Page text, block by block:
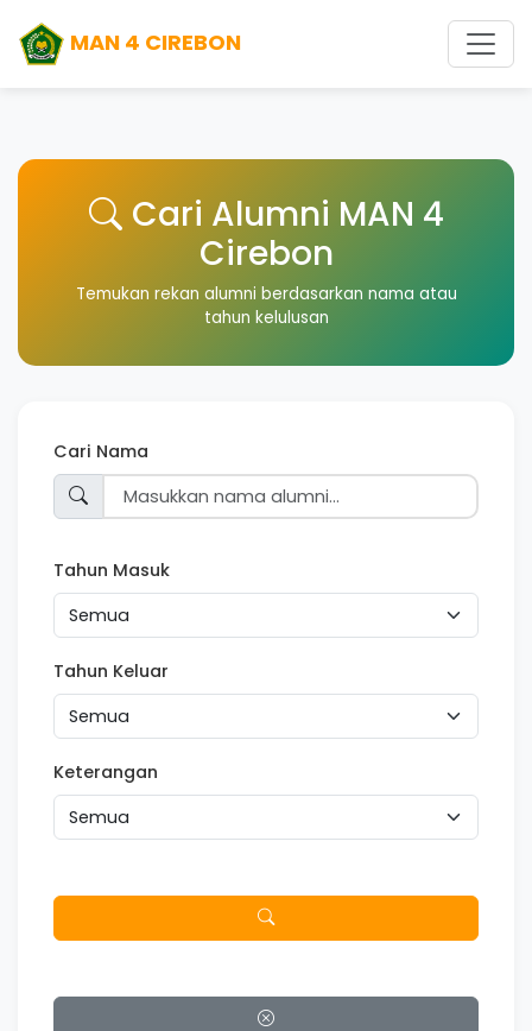
MAN 4 CIREBON
Cari Alumni MAN 4
Cirebon
Temukan rekan alumni berdasarkan nama atau
tahun kelulusan
Cari Nama
Tahun Masuk
Tahun Keluar
Keterangan